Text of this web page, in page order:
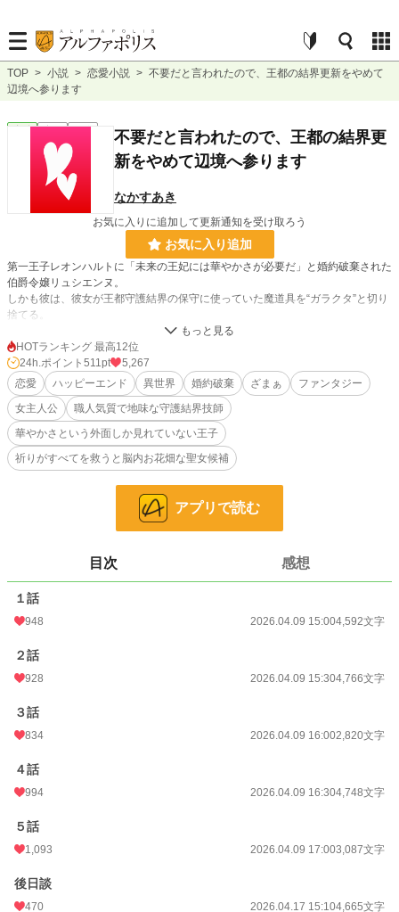
TOP > 小説 > 恋愛小説 > 不要だと言われたので、王都の結界更新をやめて
辺境へ参ります
恋愛 完結 短編
不要だと言われたので、王都の結界更
新をやめて辺境へ参ります
なかすあき
お気に入りに追加して更新通知を受け取ろう
お気に入り追加
第一王子レオンハルトに「未来の王妃には華やかさが必要だ」と婚約破棄された
伯爵令嬢リュシエンヌ。
しかも彼は、彼女が王都守護結界の保守に使っていた魔道具を“ガラクタ”と切り
捨てる。
だが、王子は知らなかった。結界の重要性だけではなく、それを誰が支えていた
のかを。
婚約解消とともに王家との保守契約を終了した翌日、王都の結界は乱れ始める。
一方、北方辺境へ向かったリュシエンヌは、小さな村の夜を守るために新たな結
界を立て直していた。
不要だと言われたその手が、ようやく正しく必要とされる場所へ辿り着く、婚約
破棄から始まる静かな逆転劇。
小説 2,721 位 / 228,792 件
1,488 位 / 66,373 件
511 pt
文字数
更新日時
初回公開日時
初回完結日時
週間ポイント
年間ポイント
HOTランキング 最高12位
24h.ポイント 511pt
5,267
恋愛
ハッピーエンド 異世界 婚約破棄 ざまぁ
ファンタジー
女主人公
職人気質で地味な守護結界技師
華やかさという外面しか見れていない王子
祈りがすべてを救うと脳内お花畑な聖女候補
アプリで読む
目次 感想
１話
948 2026.04.09 15:004,592文字
２話
928 2026.04.09 15:304,766文字
３話
834 2026.04.09 16:002,820文字
４話
994 2026.04.09 16:304,748文字
５話
1,093 2026.04.09 17:003,087文字
後日談
470 2026.04.17 15:104,665文字